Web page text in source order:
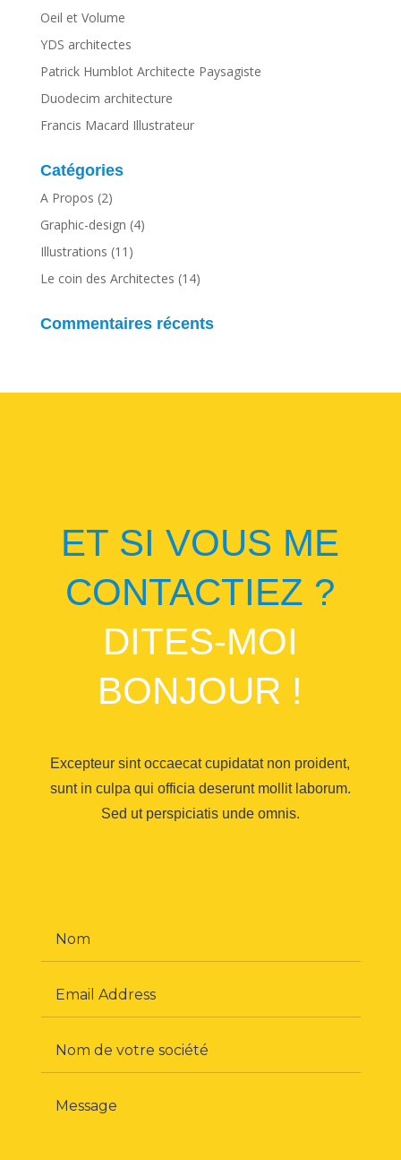
Oeil et Volume
YDS architectes
Patrick Humblot Architecte Paysagiste
Duodecim architecture
Francis Macard Illustrateur
Catégories
A Propos (2)
Graphic-design (4)
Illustrations (11)
Le coin des Architectes (14)
Commentaires récents
ET SI VOUS ME
CONTACTIEZ ?
DITES-MOI
BONJOUR !
Excepteur sint occaecat cupidatat non proident,
sunt in culpa qui officia deserunt mollit laborum.
Sed ut perspiciatis unde omnis.